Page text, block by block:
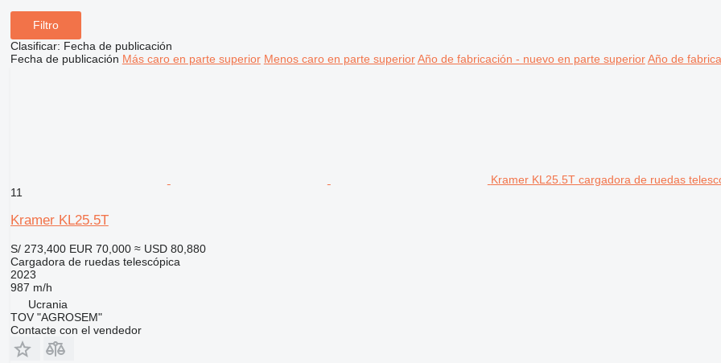
Filtro
Clasificar: Fecha de publicación
Fecha de publicación Más caro en parte superior Menos caro en parte superior Año de fabricación - nuevo en parte superior Año de
Kramer KL25.5T cargadora de ruedas
11
Kramer KL25.5T
S/ 273,400 EUR 70,000 ≈ USD 80,880
Cargadora de ruedas telescópica
2023
987 m/h
Ucrania
TOV "AGROSEM"
Contacte con el vendedor